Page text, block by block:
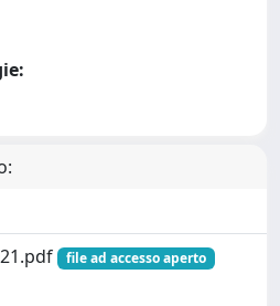
file ad accesso aperto